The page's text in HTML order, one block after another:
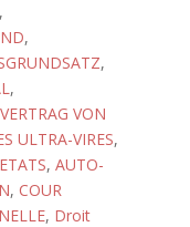
,
,
,
,
VERTRAG VON
ULTRA-VIRES,
, AUTO-
, COUR
, Droit